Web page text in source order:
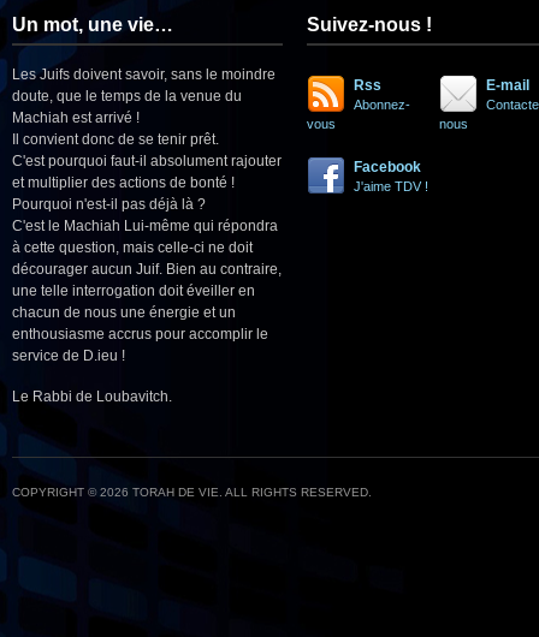
Un mot, une vie…
Les Juifs doivent savoir, sans le moindre
doute, que le temps de la venue du
Machiah est arrivé !
Il convient donc de se tenir prêt.
C'est pourquoi faut-il absolument rajouter
et multiplier des actions de bonté !
Pourquoi n'est-il pas déjà là ?
C'est le Machiah Lui-même qui répondra
à cette question, mais celle-ci ne doit
décourager aucun Juif. Bien au contraire,
une telle interrogation doit éveiller en
chacun de nous une énergie et un
enthousiasme accrus pour accomplir le
service de D.ieu !
Le Rabbi de Loubavitch.
Suivez-nous !
Rss
Abonnez-
vous
E-mail
nous
Facebook
J'aime TDV !
COPYRIGHT © 2026 TORAH DE VIE. ALL RIGHTS RESERVED.